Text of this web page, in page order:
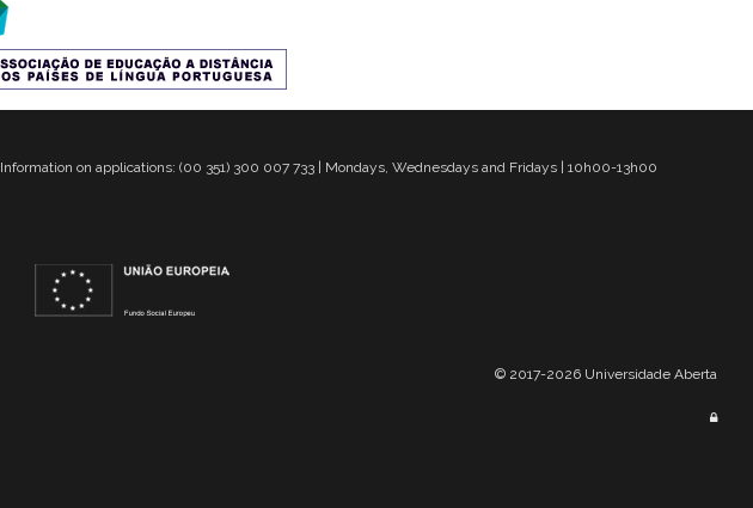
Information on applications: (00 351) 300 007 733 | Mondays, Wednesdays and Fridays | 10h00-13h00
© 2017-2026 Universidade Aberta